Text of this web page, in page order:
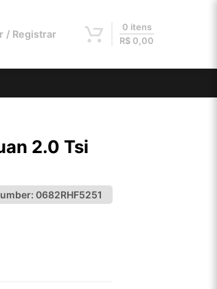
/ Registrar
0 itens
R$ 0,00
2.0 Tsi
0682RHF5251